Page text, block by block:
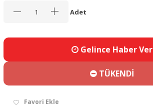
Adet
Gelince Haber Ver
TÜKENDİ
Favori Ekle